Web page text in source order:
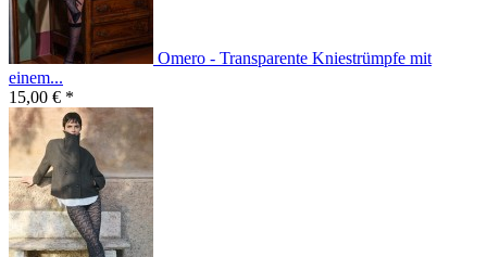
Omero - Transparente Kniestrümpfe mit
einem...
15,00 € *